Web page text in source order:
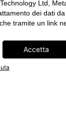
Ltd,
dei dati
tramite un link
Accetta